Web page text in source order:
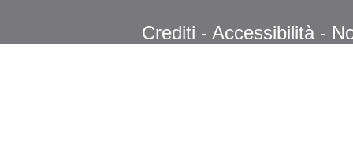
Crediti - Accessibilità -